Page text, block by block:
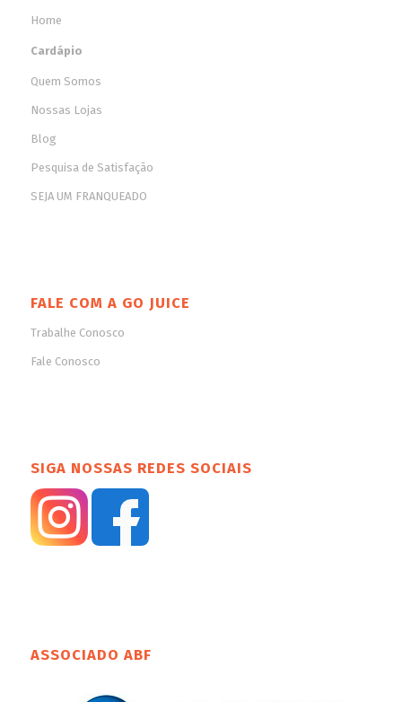
Home
Cardápio
Quem Somos
Nossas Lojas
Blog
Pesquisa de Satisfação
SEJA UM FRANQUEADO
FALE COM A GO JUICE
Trabalhe Conosco
Fale Conosco
SIGA NOSSAS REDES SOCIAIS
ASSOCIADO ABF